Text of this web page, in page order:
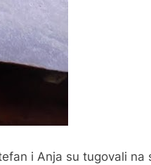
i Anja su tugovali